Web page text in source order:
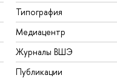
Типография
Медиацентр
Журналы ВШЭ
Публикации